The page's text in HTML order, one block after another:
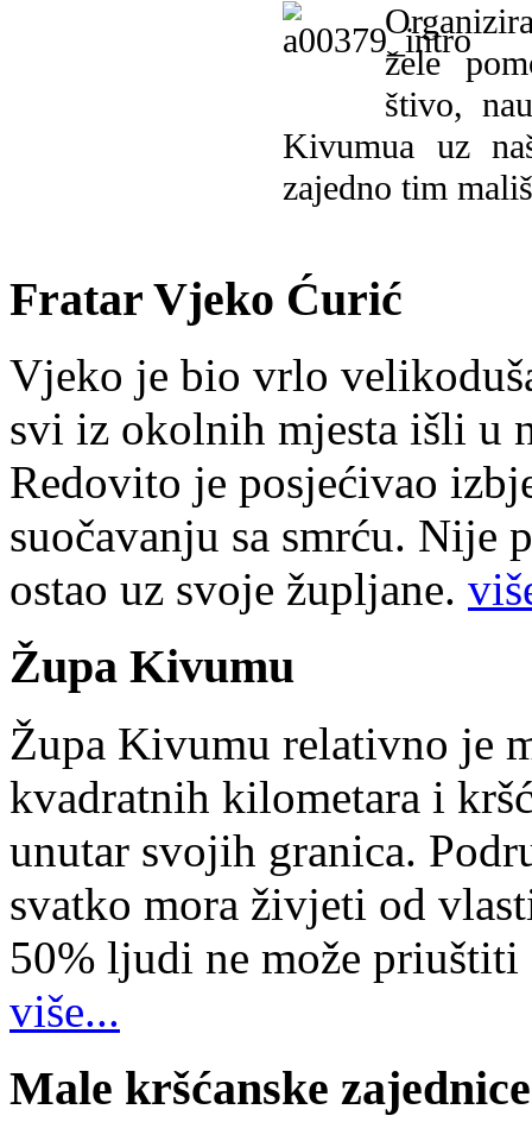
žele
štivo,
Kivumua uz
zajedno tim
Fratar Vjeko Ćurić
Vjeko je bio vrlo
svi iz okolnih mjesta išli u
Redovito je posjećivao
suočavanju sa smrću. Nije
ostao uz svoje župljane.
Župa Kivumu
Župa Kivumu relativno je
kvadratnih kilometara i
unutar svojih granica.
svatko mora živjeti od
50% ljudi ne može
više...
Male kršćanske zajednice